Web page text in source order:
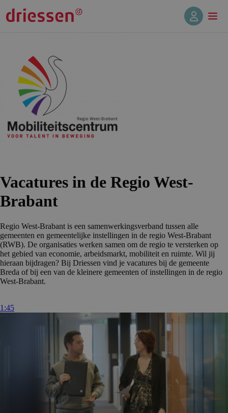
Vacatures in de Regio West-
Brabant
Regio West-Brabant is een samenwerkingsverband tussen alle
gemeenten en gemeentelijke instellingen in de regio West-Brabant
(RWB). De organisaties werken samen om de regio te versterken op
het gebied van economie, arbeidsmarkt, mobiliteit en ruimte. Wil jij
hieraan bijdragen? Bij Driessen vind je vacatures bij de gemeente
Breda of bij een van de kleinere gemeenten of instellingen in de regio
West-Brabant.
1:45